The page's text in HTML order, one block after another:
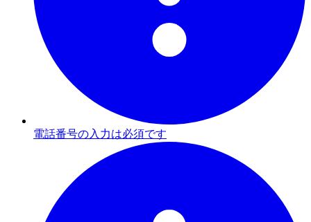
電話番号の入力は必須です